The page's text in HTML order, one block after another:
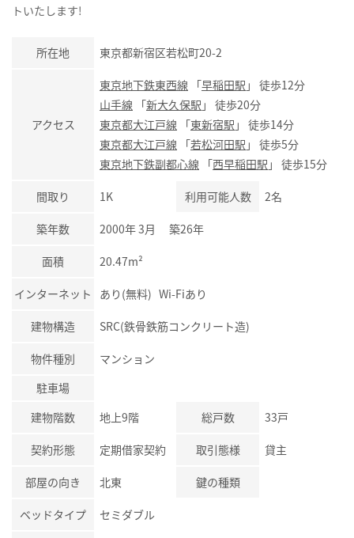
トいたします!
所在地 東京都新宿区若松町20-2
アクセス
東京地下鉄東西線 「早稲田駅 」 徒歩12分
山手線 「新大久保駅 」 徒歩20分
東京都大江戸線 「東新宿駅 」 徒歩14分
東京都大江戸線 「若松河田駅 」 徒歩5分
東京地下鉄副都心線 「西早稲田駅 」 徒歩15分
間取り 1K 利用可能人数 2名
築年数 2000年 3月 築26年
面積 20.47m²
インターネット あり(無料) Wi-Fiあり
建物構造 SRC(鉄骨鉄筋コンクリート造)
物件種別
マンション
駐車場
建物階数
地上9階 総戸数 33戸
契約形態 定期借家契約 取引態様 貸主
部屋の向き 北東 鍵の種類
ベッドタイプ セミダブル